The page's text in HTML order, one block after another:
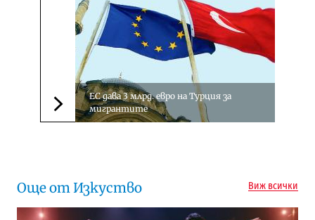
Следваща новина
ЕС дава 3 млрд. евро на Турция за
мигрантите
Още от Изкуство Виж всички